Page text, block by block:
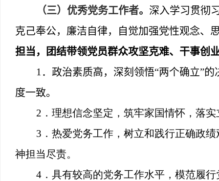
（三）优秀党务工作者。 深入学习贯彻
克己奉公，廉洁自律，自觉加强党性观念、
担当，团结带领党员群众攻坚克难、干事创
1．政治素质高，深刻领悟“两个确立”的
度一致。
2 ．理想信念坚定，筑牢家国情怀，落
3 ．热爱党务工作，树立和践行正确政
神担当尽责。
4 ．具有较高的党务工作水平，模范履